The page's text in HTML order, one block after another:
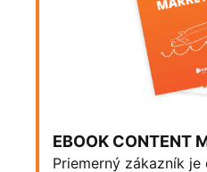
EBOOK CONTENT
Priemerný zákazník